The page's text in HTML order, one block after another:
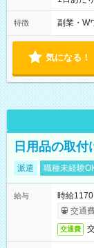
(2)9:00
能です。
特徴 副業・W
気になる！
日用品の取付
派遣 職種未経験
給与
時給1170
交通
交通費